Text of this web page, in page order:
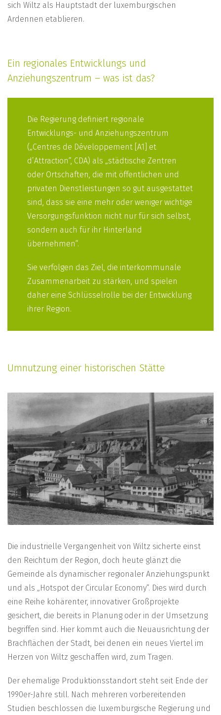
sich Wiltz als Hauptstadt der luxemburgischen
Ardennen etablieren.
Ein regionales Entwicklungs und
Anziehungszentrum – was ist das?
Die Regierung definiert regionale
Entwicklungs- und Anziehungszentrum
(„Centres de Développement [A1] et
d’Attraction“, CDA) als „städtische Zentren
oder Ortschaften, die mit öffentlichen und
privaten Dienstleistungen so gut ausgestattet
sind, dass sie eine mehr oder weniger wichtige
Versorgungsfunktion nicht nur für sich selbst,
sondern auch für ihr Hinterland
übernehmen“.
Sie verfolgen das Ziel, die interkommunale
Zusammenarbeit zu stärken, und spielen
daher eine Schlüsselrolle bei der Entwicklung
ihrer Region.
Umnutzung einer historischen Stätte
Die industrielle Vergangenheit von Wiltz sicherte einst
den Reichtum der Region, doch heute glänzt die
Gemeinde als dynamischer regionaler Anziehungspunkt
und als „Hotspot der Circular Economy“. Dies wird durch
eine Reihe kohärenter, innovativer Großprojekte
gesichert, die bereits in Planung oder in der Umsetzung
begriffen sind. Hier kommt auch die Neuausrichtung der
Brachflächen der Stadt, bei denen ein neues Viertel im
Herzen von Wiltz geschaffen wird, zum Tragen.
Der ehemalige Produktionsstandort steht seit Ende der
1990er-Jahre still. Nach mehreren vorbereitenden
Studien beschlossen die luxemburgische Regierung und